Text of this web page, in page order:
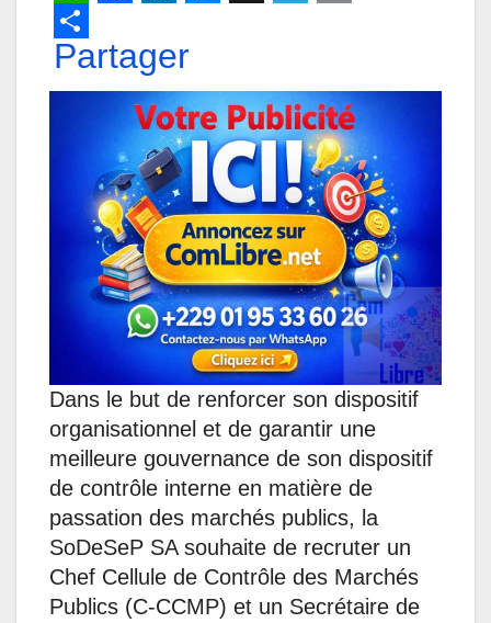
W
h
a
p
a
c
e
b
o
o
k
i
n
k
e
d
I
n
e
s
s
e
n
g
e
r
l
e
g
r
a
m
a
i
l
Partager
Dans le but de renforcer son dispositif
organisationnel et de garantir une
meilleure gouvernance de son dispositif
de contrôle interne en matière de
passation des marchés publics, la
SoDeSeP SA souhaite de recruter un
Chef Cellule de Contrôle des Marchés
Publics (C-CCMP) et un Secrétaire de